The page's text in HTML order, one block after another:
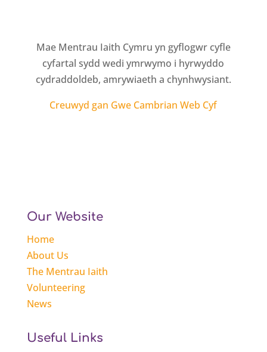
Mae Mentrau Iaith Cymru yn gyflogwr cyfle
cyfartal sydd wedi ymrwymo i hyrwyddo
cydraddoldeb, amrywiaeth a chynhwysiant.
Creuwyd gan Gwe Cambrian Web Cyf
Our Website
Home
About Us
The Mentrau Iaith
Volunteering
News
Useful Links